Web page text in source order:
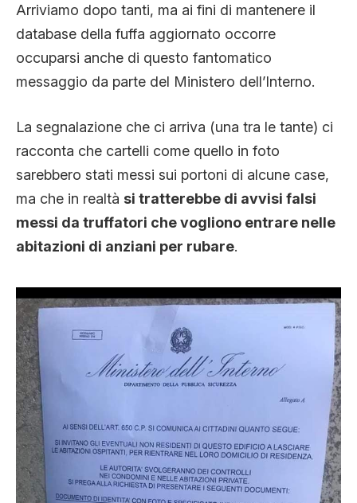
Arriviamo dopo tanti, ma ai fini di mantenere il
database della fuffa aggiornato occorre
occuparsi anche di questo fantomatico
messaggio da parte del Ministero dell’Interno.
La segnalazione che ci arriva (una tra le tante) ci
racconta che cartelli come quello in foto
sarebbero stati messi sui portoni di alcune case,
ma che in realtà si tratterebbe di avvisi falsi
messi da truffatori che vogliono entrare nelle
abitazioni di anziani per rubare.